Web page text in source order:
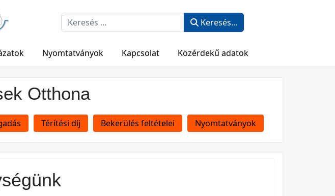
Keresés... Keresés...
Nyomtatványok Kapcsolat Közérdekű adatok
Otthona
Térítési díj Bekerülés feltételei Nyomtatványok